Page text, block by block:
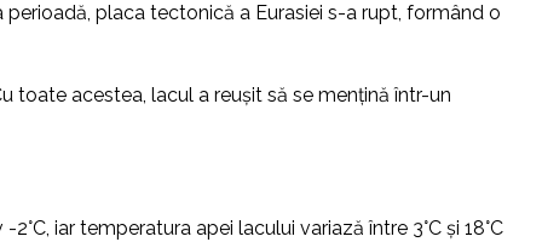
placa tectonică a Eurasiei s-a rupt, formând o
toate acestea, lacul a reușit să se mențină într-un
iar temperatura apei lacului variază între 3°C și 18°C